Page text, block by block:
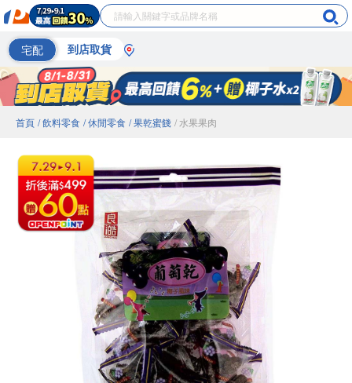
宅配 到店取貨
首頁 / 飲料零食 / 休閒零食 / 果乾蜜餞 / 水果果肉